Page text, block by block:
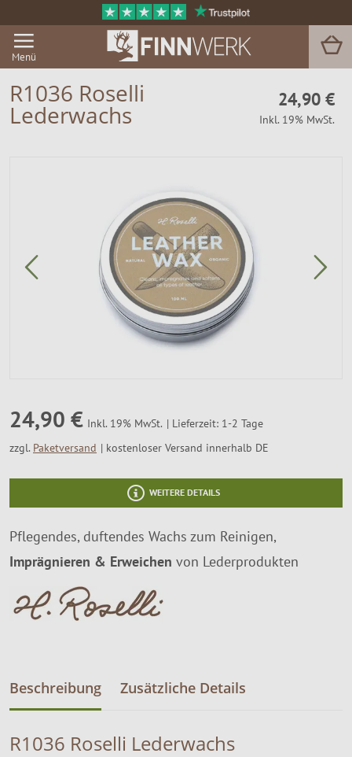
Menü
Grill & BBQ
Service
R1036 Roselli
Lederwachs
24,90 €
Inkl. 19% MwSt.
24,90 € Inkl. 19% MwSt.
Lieferzeit: 1-2 Tage
zzgl. Paketversand kostenloser Versand innerhalb DE
WEITERE DETAILS
Pflegendes, duftendes Wachs zum Reinigen,
Imprägnieren & Erweichen von Lederprodukten
Beschreibung Zusätzliche Details
R1036 Roselli Lederwachs